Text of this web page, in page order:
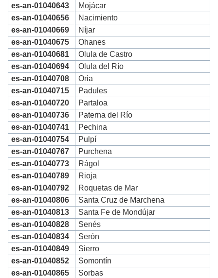
es-an-01040643
Mojácar
es-an-01040656
Nacimiento
es-an-01040669
Níjar
es-an-01040675
Ohanes
es-an-01040681
Olula de Castro
es-an-01040694
Olula del Río
es-an-01040708
Oria
es-an-01040715
Padules
es-an-01040720
Partaloa
es-an-01040736
Paterna del Río
es-an-01040741
Pechina
es-an-01040754
Pulpí
es-an-01040767
Purchena
es-an-01040773
Rágol
es-an-01040789
Rioja
es-an-01040792
Roquetas de Mar
es-an-01040806
Santa Cruz de Marchena
es-an-01040813
Santa Fe de Mondújar
es-an-01040828
Senés
es-an-01040834
Serón
es-an-01040849
Sierro
es-an-01040852
Somontín
es-an-01040865
Sorbas